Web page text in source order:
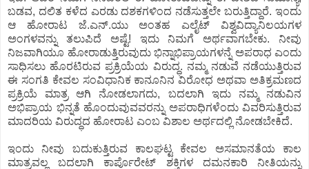
ಬಡವ, ದಲಿತ ಕಳೆದ ಎರಡು ದಶಕಗಳಿಂದ ನಡೆಸುತ್ತಲೇ ಬರುತ್ತಿದ್ದಾರೆ. ಇಂದು
ಆ ಹೋರಾಟ ಜೆ.ಎನ್.ಯು ಅಂತಹ ಎಲೈಟ್ ವಿಶ್ವವಿದ್ಯಾನಿಲಯಗಳ
ಅಂಗಳವನ್ನು ತಲುಪಿದೆ ಅಷ್ಟೆ! ಇದು ನಿಮಗೆ ಅರ್ಥವಾಗಬೇಕು. ನೀವು
ನಿಜವಾಗಿಯೂ ಹೋರಾಡುತ್ತಿರುವುದು ಭಿನ್ನಾಭಿಪ್ರಾಯಗಳನ್ನೆ ಅಪರಾಧ ಎಂದು
ಸಾಧಿಸಲು ಹೊರಟಿರುವ ಪ್ರಕ್ರಿಯೆಯ ವಿರುದ್ಧ. ನಮ್ಮ ನಡುವೆ ನಡೆಯುತ್ತಿರುವ
ಈ ಸಂಗತಿ ಕೇವಲ ಸಂವಿಧಾನಿಕ ಕಾನೂನಿನ ವಿರೋಧ ಅಥವಾ ಅತಿಕ್ರಮಣದ
ಪ್ರಕ್ರಿಯೆ ಮಾತ್ರ ಆಗಿ ನೋಡಲಾಗದು, ಬದಲಾಗಿ ಇದು ನಮ್ಮ ನಡುವಿನ
ಅಭಿಪ್ರಾಯ ಭಿನ್ನತೆ ಹೊಂದುವುವವರನ್ನು ಅಪರಾಧಿಗಳೆಂದು ವಿವರಿಸುತ್ತಿರುವ
ಮಾದರಿಯ ವಿರುದ್ಧದ ಹೋರಾಟ ಎಂಬ ವಿಶಾಲ ಅರ್ಥದಲ್ಲಿ ನೋಡಬೇಕಿದೆ.
ಇಂದು ನೀವು ಬದುಕುತ್ತಿರುವ ಕಾಲಘಟ್ಟ ಕೇವಲ ಅಸಮಾನತೆಯ ಕಾಲ
ಮಾತ್ರವಲ್ಲ ಬದಲಾಗಿ ಕಾರ್ಪೊರೇಟ್ ಶಕ್ತಿಗಳ ದಮನಕಾರಿ ನೀತಿಯನ್ನು